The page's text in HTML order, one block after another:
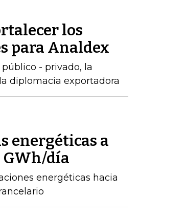
los
para Analdex
- privado, la
diplomacia exportadora
energéticas a
GWh/día
energéticas hacia